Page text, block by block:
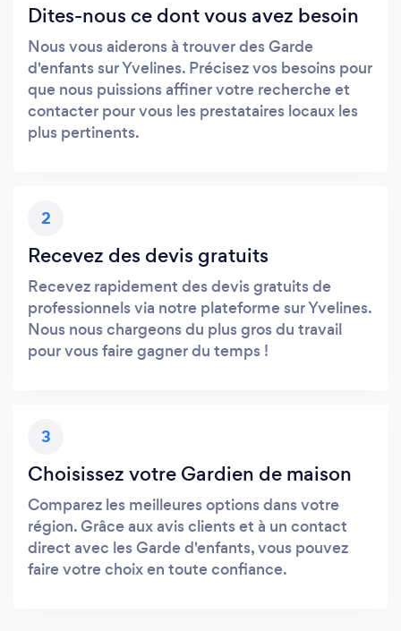
Dites-nous ce dont vous avez besoin
Nous vous aiderons à trouver des Garde
d'enfants sur Yvelines. Précisez vos besoins pour
que nous puissions affiner votre recherche et
contacter pour vous les prestataires locaux les
plus pertinents.
2
Recevez des devis gratuits
Recevez rapidement des devis gratuits de
professionnels via notre plateforme sur Yvelines.
Nous nous chargeons du plus gros du travail
pour vous faire gagner du temps !
3
Choisissez votre Gardien de maison
Comparez les meilleures options dans votre
région. Grâce aux avis clients et à un contact
direct avec les Garde d'enfants, vous pouvez
faire votre choix en toute confiance.